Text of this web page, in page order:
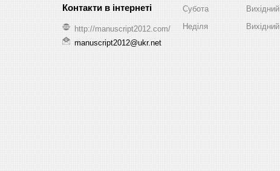
http://manuscript2012.com/
manuscript2012@ukr.net
Субота
Вихідний
Неділя
Вихідний